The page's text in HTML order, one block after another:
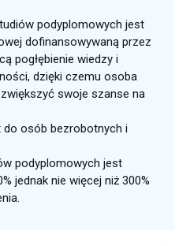
podyplomowych jest
dofinansowywaną przez
pogłębienie wiedzy i
dzięki czemu osoba
swoje szanse na
do osób bezrobotnych i
podyplomowych jest
jednak nie więcej niż 300%